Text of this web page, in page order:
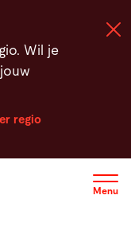
Wil je
regio
Menu